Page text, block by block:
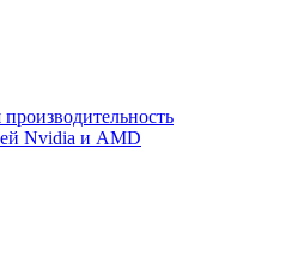
Nvidia и AMD